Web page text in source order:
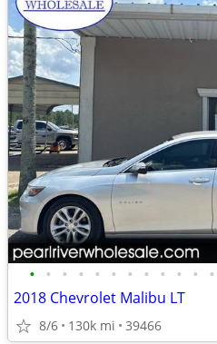
• • • • • • • • • • • •
2018 Chevrolet Malibu LT
8/6 130k mi 39466